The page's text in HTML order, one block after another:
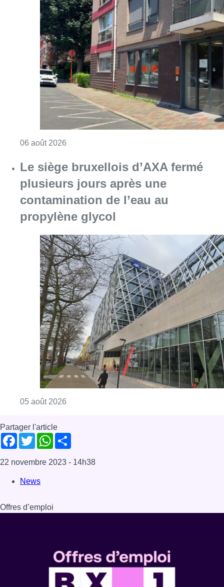
06 août 2026Consulter l'article "Centre Fedasil à Uccle :
Le siège bruxellois d’AXA fermé
plusieurs jours après une
contamination de l’eau au
propylène glycol
05 août 2026Consulter l'article "Le siège bruxellois
Partager l'article
Facebook
TwitterWhatsApp
Share
22 novembre 2023- 14h38
News
Offres d’emploi